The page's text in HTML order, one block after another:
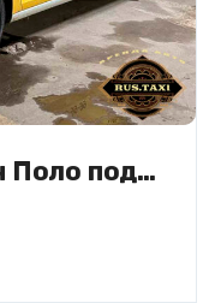
Поло под